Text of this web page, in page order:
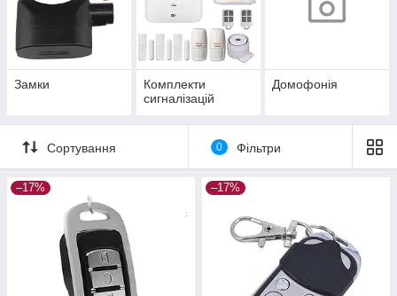
Замки
Комплекти
сигналізацій
Домофонія
Сортування 0 Фільтри
–17% –17%